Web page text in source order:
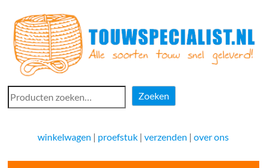
naar
inhoud
Touwspecialist.nl
voor
Zoeken
Zoeken
winkelwagen | proefstuk |verzenden |over ons